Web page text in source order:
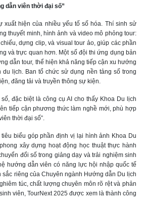
dẫn viên thời đại số”
xuất hiện của nhiều yếu tố số hóa. Thí sinh sử
thuyết minh, hình ảnh và video mô phỏng tour:
dựng clip, và visual tour ảo, giúp các phần
và trực quan hơn. Một số đội thi ứng dụng bản
dẫn tour, thể hiện khả năng tiếp cận xu hướng
du lịch. Ban tổ chức sử dụng nền tảng số trong
đăng tải và truyền thông sự kiện.
đặc biệt là công cụ AI cho thấy Khoa Du lịch
tiếp cận phương thức làm nghề mới, phù hợp
thời đại số”.
biểu góp phần định vị lại hình ảnh Khoa Du
xây dựng hoạt động học thuật thực hành
đổi số trong giảng dạy và trải nghiệm sinh
hướng dẫn viên có năng lực hội nhập quốc tế
sắc riêng của Chuyên ngành Hướng dẫn Du lịch
túc, chất lượng chuyên môn rõ rệt và phản
viên, TourNext 2025 được xem là thành công